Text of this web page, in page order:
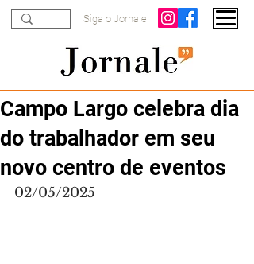
Siga o Jornale
Campo Largo celebra dia
do trabalhador em seu
novo centro de eventos
02/05/2025